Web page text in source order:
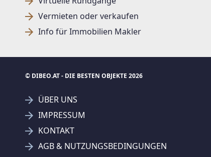
Vermieten oder verkaufen
Info für Immobilien Makler
© DIBEO.AT - DIE BESTEN OBJEKTE 2026
ÜBER UNS
IMPRESSUM
KONTAKT
AGB & NUTZUNGSBEDINGUNGEN